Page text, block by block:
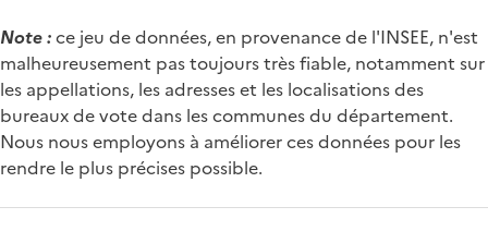
Note :ce jeu de données, en provenance de l'INSEE, n'est
malheureusement pas toujours très fiable, notamment sur
les appellations, les adresses et les localisations des
bureaux de vote dans les communes du département.
Nous nous employons à améliorer ces données pour les
rendre le plus précises possible.